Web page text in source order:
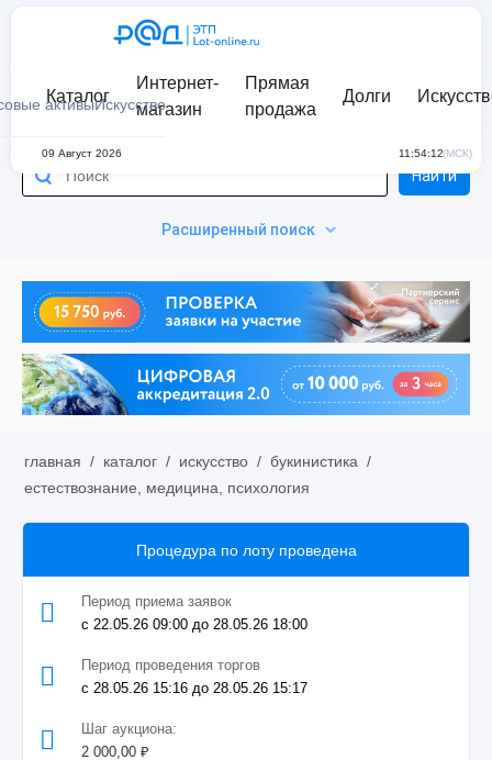
активыИскусство
Каталог
Интернет-
магазин
Прямая
продажа
Долги
09 Август 2026 11:54:12(МСК)
Расширенный поиск
Найти
главная / каталог / искусство / букинистика /
естествознание, медицина, психология
Процедура по лоту проведена
Период приема заявок
с 22.05.26 09:00 до 28.05.26 18:00
Период проведения торгов
с 28.05.26 15:16 до 28.05.26 15:17
Шаг аукциона:
2 000,00 ₽